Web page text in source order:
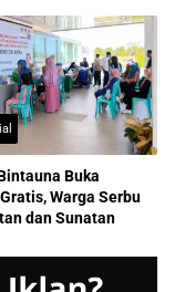
Buka
Warga Serbu
dan Sunatan